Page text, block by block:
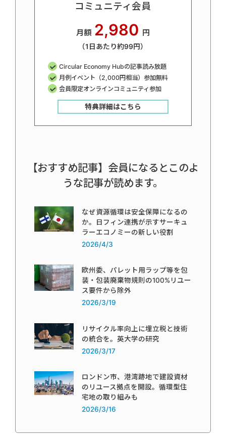
コミュニティ会員
月額 2,980 円
（1日あたり約99円）
Circular Economy Hubの記事読み放題
月例イベント（2,000円相当）参加無料
会員限定オンラインコミュニティ参加
特典詳細はこちら
【おすすめ記事】会員になるとこのよ
うな記事が読めます。
なぜ資源循環は安全保障になるの
か。日フィン連携が示すサーキュ
ラーエコノミーの新しい役割
2026/4/3
欧州委、パレット用ラップ等を包
装・包装廃棄物規則の100%リユー
ス要件から除外
2026/3/19
リサイクル率向上に埋立税と技術
の統合を。英大学の研究
2026/3/17
ロンドン市、港湾跡地で建設資材
のリユース拠点を開設。循環型住
宅地の取り組みも
2026/3/16